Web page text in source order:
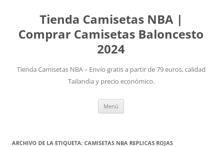
Tienda Camisetas NBA |
Comprar Camisetas Baloncesto
2024
Tienda Camisetas NBA – Envío gratis a partir de 79 euros, calidad
Tailandia y precio económico.
Menú
ARCHIVO DE LA ETIQUETA: CAMISETAS NBA REPLICAS ROJAS